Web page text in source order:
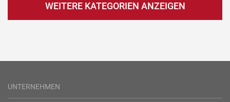
WEITERE KATEGORIEN ANZEIGEN
UNTERNEHMEN